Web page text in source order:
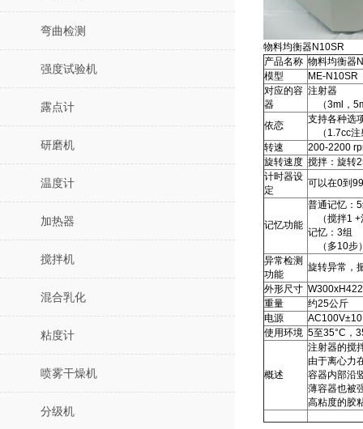
弯曲检测
强度试验机
露点计
研磨机
温度计
加热器
搅拌机
混合乳化
粘度计
喷雾干燥机
分级机
物料均衡器N10SR
产品名称 物料均衡器
模型
ME-N10SR
对应的容
器
注射器
（3ml，
依恋
支持各种选
（1.7cc注
转速
200-2200
旋转速度 搅拌：旋转
计时器设
定
可以在0到
记忆功能
普通记忆：
（搅拌1 +
记忆：3组
（多10步
异常检测
功能
旋转异常，
外形尺寸
重量
约25公斤
电源
使用环境 5至35°C，
概述
注射器的搅
由于离心力
容器内部沿
薄容器也被
高粘度的胶